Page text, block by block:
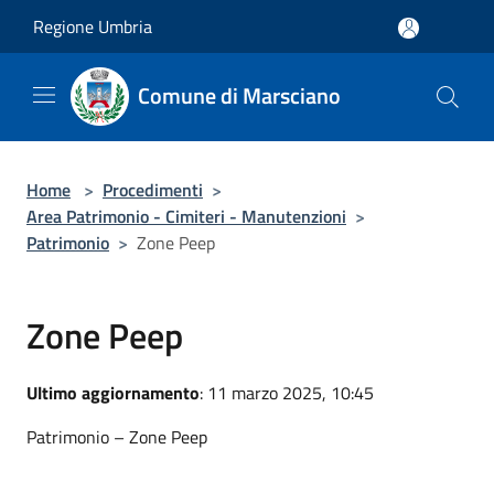
Regione Umbria
Comune di Marsciano
Home > Procedimenti >
Area Patrimonio - Cimiteri - Manutenzioni >
Patrimonio > Zone Peep
Zone Peep
Ultimo aggiornamento: 11 marzo 2025, 10:45
Patrimonio – Zone Peep